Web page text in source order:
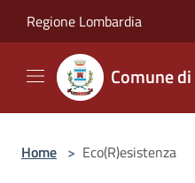
Regione Lombardia
Comune
Home > Eco(R)esistenza